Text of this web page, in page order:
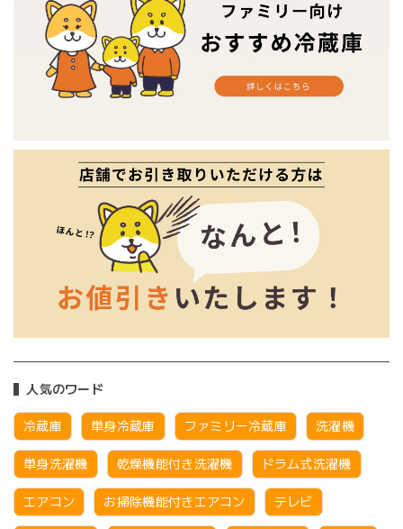
人気のワード
冷蔵庫 単身冷蔵庫 ファミリー冷蔵庫 洗濯機
単身洗濯機 乾燥機能付き洗濯機 ドラム式洗濯機
エアコン お掃除機能付きエアコン テレビ